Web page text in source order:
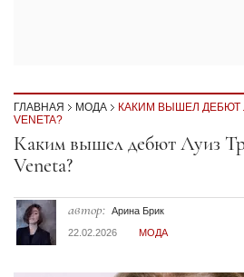
ГЛАВНАЯ МОДА
КАКИМ ВЫШЕЛ ДЕБЮТ
VENETA?
Секция статей
Каким вышел дебют Луиз
Veneta?
автор: Арина Брик
22.02.2026
МОДА